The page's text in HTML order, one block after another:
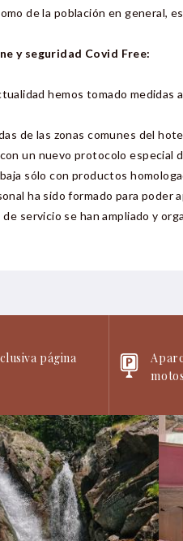
de la población en general,
y seguridad Covid Free:
hemos tomado medidas
de las zonas comunes del
un nuevo protocolo especial
sólo con productos
ha sido formado para
de servicio se han ampliado y
página